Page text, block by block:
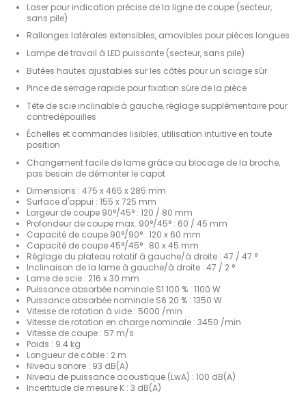
Laser pour indication précise de la ligne de coupe (secteur,
sans pile)
Rallonges latérales extensibles, amovibles pour pièces longues
Lampe de travail à LED puissante (secteur, sans pile)
Butées hautes ajustables sur les côtés pour un sciage sûr
Pince de serrage rapide pour fixation sûre de la pièce
Tête de scie inclinable à gauche, réglage supplémentaire pour
contredépouilles
Échelles et commandes lisibles, utilisation intuitive en toute
position
Changement facile de lame grâce au blocage de la broche,
pas besoin de démonter le capot
Dimensions : 475 x 465 x 285 mm
Surface d'appui : 155 x 725 mm
Largeur de coupe 90°/45° : 120 / 80 mm
Profondeur de coupe max. 90°/45° : 60 / 45 mm
Capacité de coupe 90°/90° : 120 x 60 mm
Capacité de coupe 45°/45° : 80 x 45 mm
Réglage du plateau rotatif à gauche/à droite : 47 / 47 °
Inclinaison de la lame à gauche/à droite : 47 / 2 °
Lame de scie : 216 x 30 mm
Puissance absorbée nominale S1 100 % : 1100 W
Puissance absorbée nominale S6 20 % : 1350 W
Vitesse de rotation à vide : 5000 /min
Vitesse de rotation en charge nominale : 3450 /min
Vitesse de coupe : 57 m/s
Poids : 9.4 kg
Longueur de câble : 2 m
Niveau sonore : 93 dB(A)
Niveau de puissance acoustique (LwA) : 100 dB(A)
Incertitude de mesure K : 3 dB(A)